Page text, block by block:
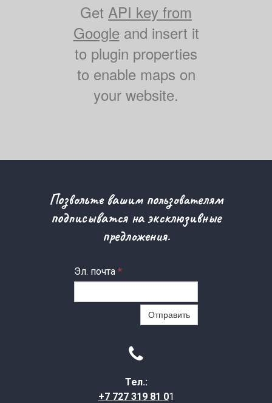
Get API key from
Googleand insert it
to plugin properties
to enable maps on
your website.
Позвольте вашим пользователям
подписыватся на эксклюзивные
предложения.
Эл. почта *
Отправить

Тел.:
+7 727 319 81 01